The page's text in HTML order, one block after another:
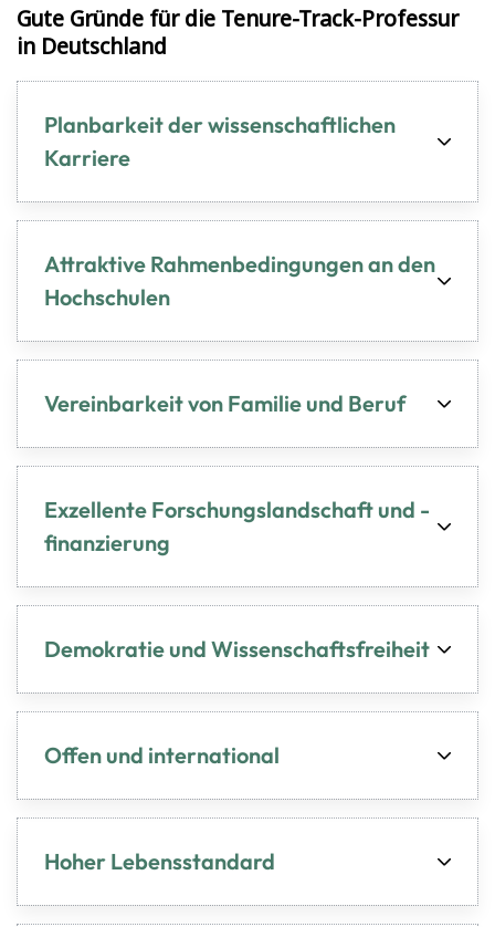
Gute Grün­de für die Tenure-​Track-Professur
in Deutsch­land
Planbarkeit der wissenschaftlichen
Karriere
Attraktive Rahmenbedingungen an den
Hochschulen
Vereinbarkeit von Familie und Beruf
Exzellente Forschungslandschaft und -
finanzierung
Demokratie und Wissenschaftsfreiheit
Offen und international
Hoher Lebensstandard